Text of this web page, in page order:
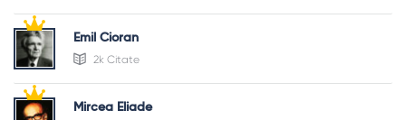
Emil Cioran
2k Citate
Mircea Eliade